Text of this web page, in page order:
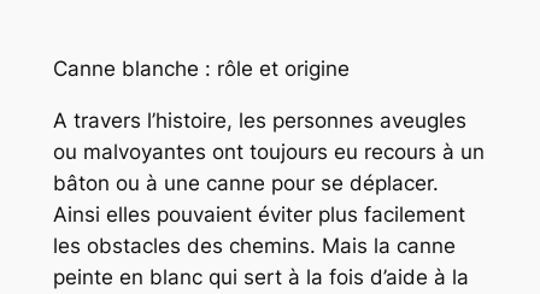
Canne blanche : rôle et origine
A travers l’histoire, les personnes aveugles
ou malvoyantes ont toujours eu recours à un
bâton ou à une canne pour se déplacer.
Ainsi elles pouvaient éviter plus facilement
les obstacles des chemins. Mais la canne
peinte en blanc qui sert à la fois d’aide à la